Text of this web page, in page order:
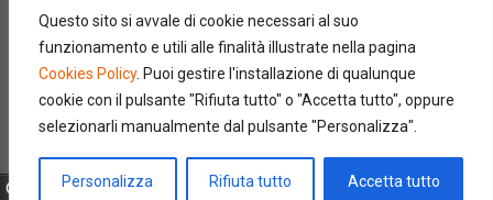
Questo sito si avvale di cookie necessari al suo
funzionamento e utili alle finalità illustrate nella pagina
Cookies Policy. Puoi gestire l'installazione di qualunque
cookie con il pulsante "Rifiuta tutto" o "Accetta tutto", oppure
selezionarli manualmente dal pulsante "Personalizza".
Personalizza Rifiuta tutto Accetta tutto
Cookie policy
Contatti
© 2022 FONDAZIONE CASSA DI RISPARMIO DI FIRENZE - CF